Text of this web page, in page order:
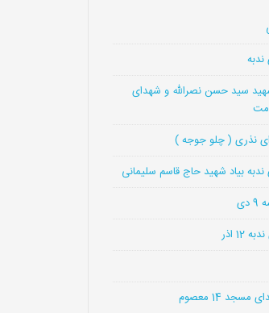
سید حسن نصرالله و شهدای
بیاد شهید حاج قاسم سلیمانی
اذر
14 معصوم